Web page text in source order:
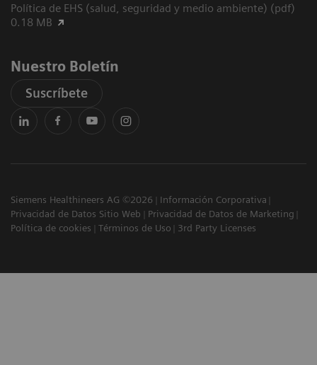
Política de EHS (salud, seguridad y medio ambiente) (pdf)
0.18 MB
Nuestro Boletín
Suscríbete
Siemens Healthineers AG ©2026
Información Corporativa
Privacidad de Datos Sitio Web
Privacidad de Datos de Marketing
Política de cookies
Términos de Uso 3rd Party Licenses